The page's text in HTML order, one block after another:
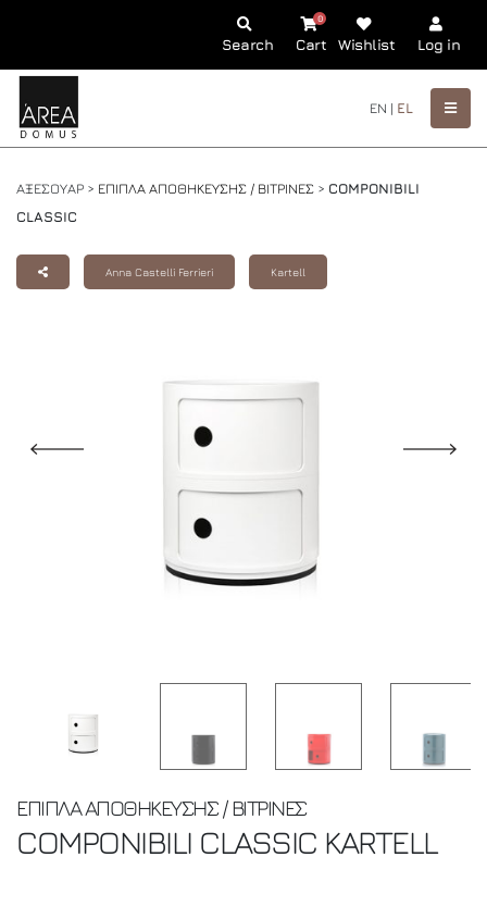
Search Cart
0
Wishlist Log in
EN | EL
ΑΞΕΣΟΥΑΡ > ΕΠΙΠΛΑ ΑΠΟΘΗΚΕΥΣΗΣ / ΒΙΤΡΙΝΕΣ > COMPONIBILI
CLASSIC
Anna Castelli Ferrieri Kartell
ΕΠΙΠΛΑ ΑΠΟΘΗΚΕΥΣΗΣ / ΒΙΤΡΙΝΕΣ
COMPONIBILI CLASSIC KARTELL